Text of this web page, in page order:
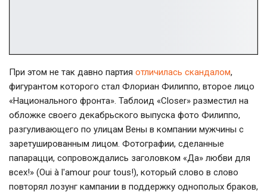
При этом не так давно партия отличилась скандалом,
фигурантом которого стал Флориан Филиппо, второе лицо
«Национального фронта». Таблоид «Closer» разместил на
обложке своего декабрьского выпуска фото Филиппо,
разгуливающего по улицам Вены в компании мужчины с
заретушированным лицом. Фотографии, сделанные
папарацци, сопровождались заголовком «Да» любви для
всех!» (Oui à l'amour pour tous!), который слово в слово
повторял лозунг кампании в поддержку однополых браков,